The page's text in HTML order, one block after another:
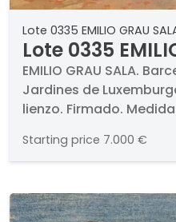
Lote 0335 EMILIO GRAU
Lote 0335
Jardines de
EMILIO GRAU SALA.
Jardines de
lienzo. Firmado.
Starting price 7.000 €